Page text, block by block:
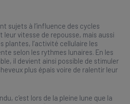
sujets à l’influence des cycles
vitesse de repousse, mais aussi
plantes, l’activité cellulaire les
selon les rythmes lunaires. En les
il devient ainsi possible de stimuler
plus épais voire de ralentir leur
c’est lors de la pleine lune que la